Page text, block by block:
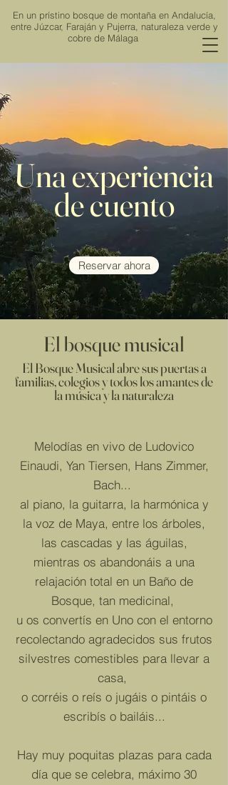
En un prístino bosque de montaña en Andalucía,
entre Júzcar, Faraján y Pujerra, naturaleza verde y
cobre de Málaga
Viña de los Ríos
Una experiencia
de cuento
Reservar ahora
El bosque musical
El Bosque Musical abre sus puertas a
familias, colegios y todos los amantes de
la música y la naturaleza
Melodías en vivo de Ludovico
Einaudi, Yan Tiersen, Hans Zimmer,
Bach...
al piano, la guitarra, la harmónica y
la voz de Maya, entre los árboles,
las cascadas y las águilas,
mientras os abandonáis a una
relajación total en un Baño de
Bosque, tan medicinal,
u os convertís en Uno con el entorno
recolectando agradecidos sus frutos
silvestres comestibles para llevar a
casa,
o corréis o reís o jugáis o pintáis o
escribís o bailáis...
Hay muy poquitas plazas para cada
día que se celebra, máximo 30